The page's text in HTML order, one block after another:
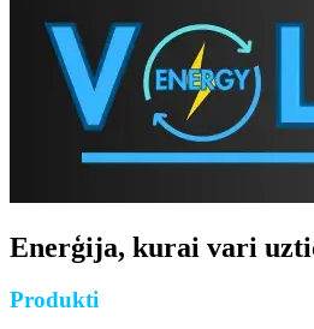
Enerģija, kurai vari
Produkti